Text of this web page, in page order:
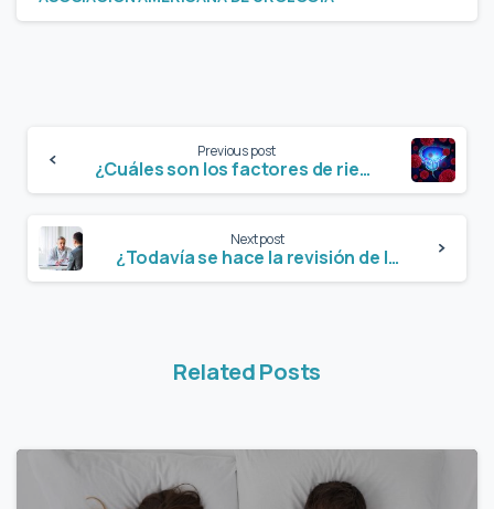
Previous post
¿Cuáles son los factores de riesgo del cáncer de próstata?
Next post
¿Todavía se hace la revisión de la próstata por tacto rectal?
Related Posts